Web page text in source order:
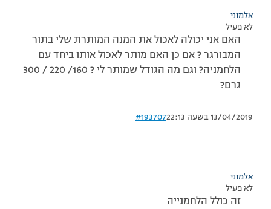
אלמוני
לא פעיל
האם אני יכולה לאכול את המנה המותרת שלי בתור
המבורגר ? אם כן האם מותר לאכול אותו ביחד עם
הלחמניה? וגם מה הגודל שמותר לי ? 160/ 220 / 300
גרם?
13/04/2019 בשעה 22:13 #193707
אלמוני
לא פעיל
זה כולל הלחמנייה